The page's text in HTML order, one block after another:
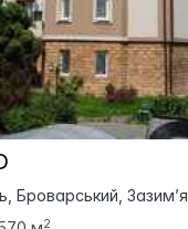
Броварський, Зазим’я
2